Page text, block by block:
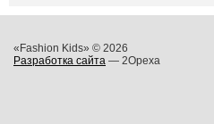
«Fashion Kids» © 2026
Разработка сайта — 2Opexa